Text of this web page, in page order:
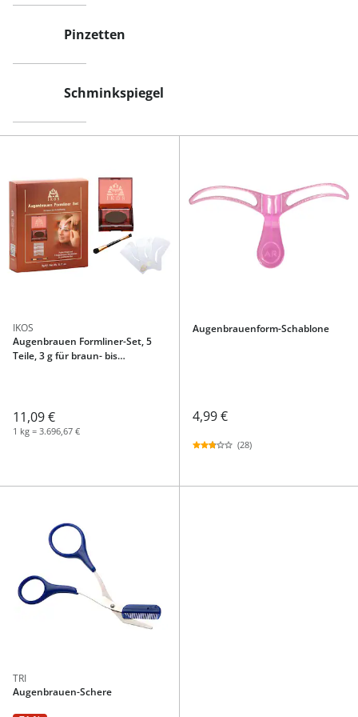
Pinzetten
Schminkspiegel
IKOS
Augenbrauen Formliner-Set, 5
Teile, 3 g für braun- bis
11,09 €
1 kg = 3.696,67 €
Augenbrauenform-Schablone
4,99 €
(28)
TRI
Augenbrauen-Schere